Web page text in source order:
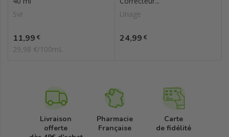
Svr
Prix
11,99 €
29,98 €/100mL
Uriage
Prix
24,99 €
Livraison
offerte
Pharmacie
Française
Carte
de fidélité